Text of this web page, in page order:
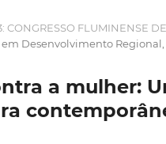
CONGRESSO FLUMINENSE
em Desenvolvimento
a mulher: